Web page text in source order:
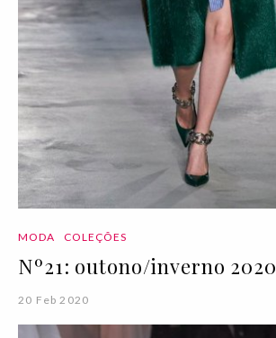
MODA COLEÇÕES
Nº21: outono/inverno 2020
20 Feb 2020